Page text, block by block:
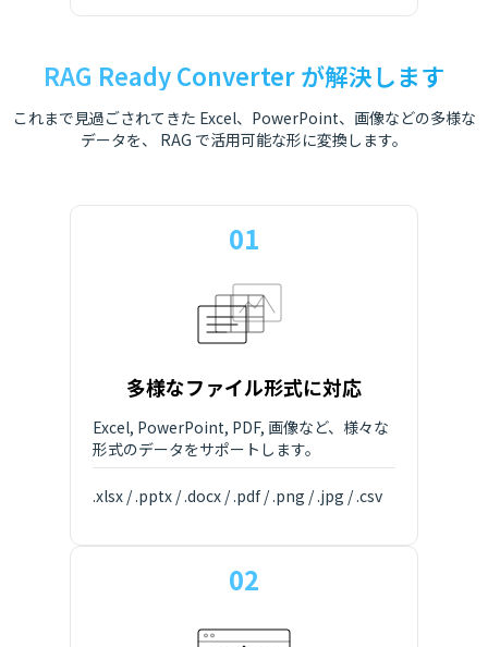
RAG Ready Converter が解決します
これまで見過ごされてきた Excel、PowerPoint、画像などの多様な
データを、 RAG で活用可能な形に変換します。
01
多様なファイル形式に対応
Excel, PowerPoint, PDF, 画像など、様々な
形式のデータをサポートします。
.xlsx / .pptx / .docx / .pdf / .png / .jpg / .csv
02